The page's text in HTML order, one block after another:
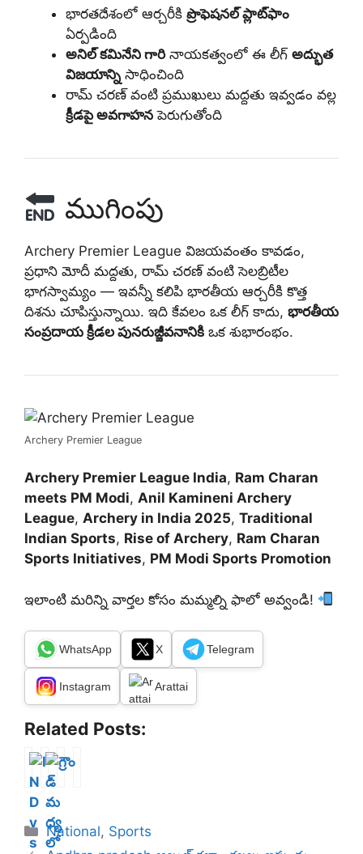
భారతదేశంలో ఆర్చరీకి ప్రొఫెషనల్ ప్లాట్‌ఫాం
ఏర్పడింది
అనిల్ కమినేని గారినాయకత్వంలో ఈ లీగ్ అద్భుత
విజయాన్ని సాధించింది
రామ్ చరణ్ వంటి ప్రముఖులు మద్దతు ఇవ్వడం వల్ల
క్రీడపై అవగాహన పెరుగుతోంది
ముగింపు
Archery Premier League విజయవంతం కావడం,
ప్రధాని మోదీ మద్దతు, రామ్ చరణ్ వంటి సెలబ్రిటీల
భాగస్వామ్యం — ఇవన్నీ కలిపి భారతీయ ఆర్చరీకి కొత్త
దిశను చూపిస్తున్నాయి. ఇది కేవలం ఒక లీగ్ కాదు, భారతీయ
సంప్రదాయ క్రీడల పునరుజ్జీవనానికి ఒక శుభారంభం.
Archery Premier League
Archery Premier League India, Ram Charan
meets PM Modi, Anil Kamineni Archery
League, Archery in India 2025, Traditional
Indian Sports, Rise of Archery, Ram Charan
Sports Initiatives, PM Modi Sports Promotion
ఇలాంటి మరిన్ని వార్తల కోసం మమ్మల్ని ఫాలో అవ్వండి!
WhatsApp X Telegram
Instagram Arattai
Related Posts:
I
N
D
v
s
గ్రౌం
డ్
మ
ధ్య
లో
నే
ధాo
Categories
National, Sports